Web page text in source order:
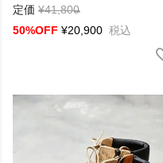
定価 ¥41,800
→
50%OFF ¥20,900 税込